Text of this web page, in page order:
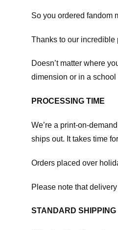
So you ordered fandom
Thanks to our incredible
Doesn’t matter where
dimension or in a
PROCESSING TIME
We’re a print-on-
ships out. It takes time
Orders placed over
Please note that
STANDARD SHIPPING